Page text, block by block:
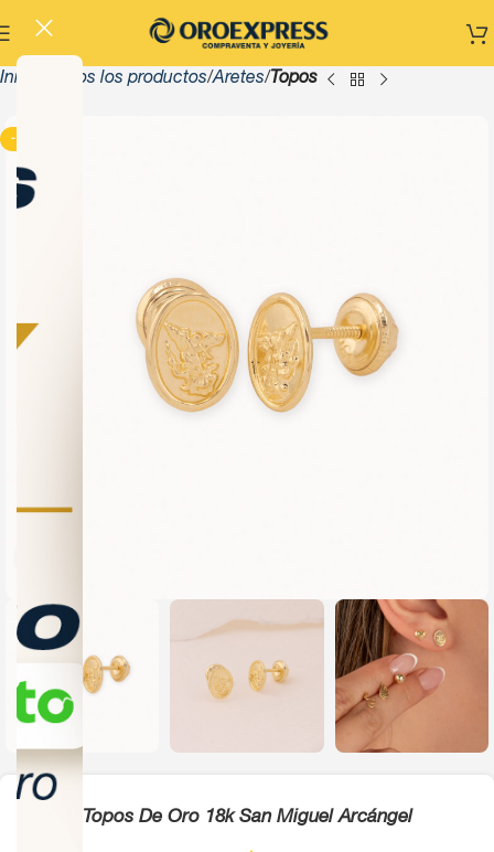
Inicio Todos los productos Aretes Topos
-13%
Topos De Oro 18k San Miguel Arcángel